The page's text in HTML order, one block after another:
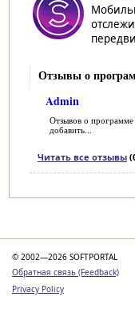
Отзывы о
Admin
Отзывов о программе
добавить...
Читать все отзывы
© 2002—2026 SOFTPORTAL
Обратная связь (Feedback)
Privacy Policy